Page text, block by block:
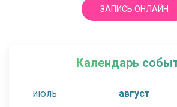
ЗАПИСЬ ОНЛАЙН
Календарь
июль август